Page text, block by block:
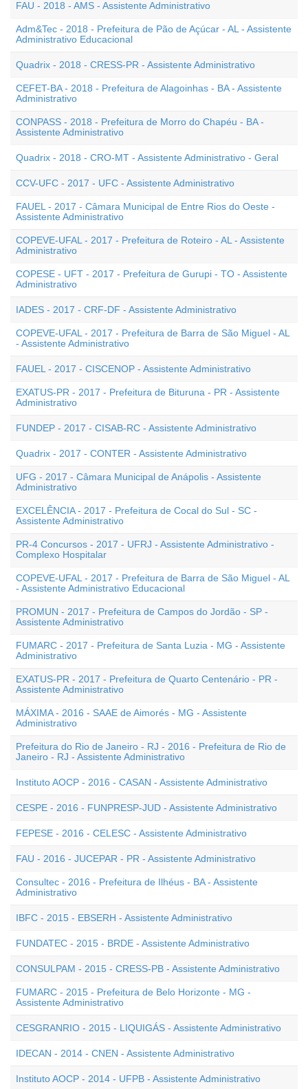
FAU - 2018 - AMS - Assistente Administrativo
Adm&Tec - 2018 - Prefeitura de Pão de Açúcar - AL - Assistente
Administrativo Educacional
Quadrix - 2018 - CRESS-PR - Assistente Administrativo
CEFET-BA - 2018 - Prefeitura de Alagoinhas - BA - Assistente
Administrativo
CONPASS - 2018 - Prefeitura de Morro do Chapéu - BA -
Assistente Administrativo
Quadrix - 2018 - CRO-MT - Assistente Administrativo - Geral
CCV-UFC - 2017 - UFC - Assistente Administrativo
FAUEL - 2017 - Câmara Municipal de Entre Rios do Oeste -
Assistente Administrativo
COPEVE-UFAL - 2017 - Prefeitura de Roteiro - AL - Assistente
Administrativo
COPESE - UFT - 2017 - Prefeitura de Gurupi - TO - Assistente
Administrativo
IADES - 2017 - CRF-DF - Assistente Administrativo
COPEVE-UFAL - 2017 - Prefeitura de Barra de São Miguel - AL
- Assistente Administrativo
FAUEL - 2017 - CISCENOP - Assistente Administrativo
EXATUS-PR - 2017 - Prefeitura de Bituruna - PR - Assistente
Administrativo
FUNDEP - 2017 - CISAB-RC - Assistente Administrativo
Quadrix - 2017 - CONTER - Assistente Administrativo
UFG - 2017 - Câmara Municipal de Anápolis - Assistente
Administrativo
EXCELÊNCIA - 2017 - Prefeitura de Cocal do Sul - SC -
Assistente Administrativo
PR-4 Concursos - 2017 - UFRJ - Assistente Administrativo -
Complexo Hospitalar
COPEVE-UFAL - 2017 - Prefeitura de Barra de São Miguel - AL
- Assistente Administrativo Educacional
PROMUN - 2017 - Prefeitura de Campos do Jordão - SP -
Assistente Administrativo
FUMARC - 2017 - Prefeitura de Santa Luzia - MG - Assistente
Administrativo
EXATUS-PR - 2017 - Prefeitura de Quarto Centenário - PR -
Assistente Administrativo
MÁXIMA - 2016 - SAAE de Aimorés - MG - Assistente
Administrativo
Prefeitura do Rio de Janeiro - RJ - 2016 - Prefeitura de Rio de
Janeiro - RJ - Assistente Administrativo
Instituto AOCP - 2016 - CASAN - Assistente Administrativo
CESPE - 2016 - FUNPRESP-JUD - Assistente Administrativo
FEPESE - 2016 - CELESC - Assistente Administrativo
FAU - 2016 - JUCEPAR - PR - Assistente Administrativo
Consultec - 2016 - Prefeitura de Ilhéus - BA - Assistente
Administrativo
IBFC - 2015 - EBSERH - Assistente Administrativo
FUNDATEC - 2015 - BRDE - Assistente Administrativo
CONSULPAM - 2015 - CRESS-PB - Assistente Administrativo
FUMARC - 2015 - Prefeitura de Belo Horizonte - MG -
Assistente Administrativo
CESGRANRIO - 2015 - LIQUIGÁS - Assistente Administrativo
IDECAN - 2014 - CNEN - Assistente Administrativo
Instituto AOCP - 2014 - UFPB - Assistente Administrativo